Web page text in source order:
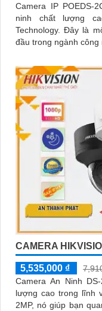
Camera IP POEDS-
ninh chất lượng
Technology. Đây là một trong những dòng camera IP hàng
đầu trong ngành công
CAMERA
5,535,000 ₫
Camera An Ninh
lượng cao trong lĩnh vực
2MP, nó giúp bạn